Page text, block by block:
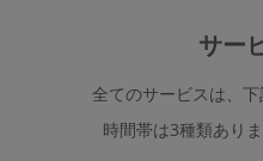
サー
全てのサービスは、下
時間帯は3種類あり